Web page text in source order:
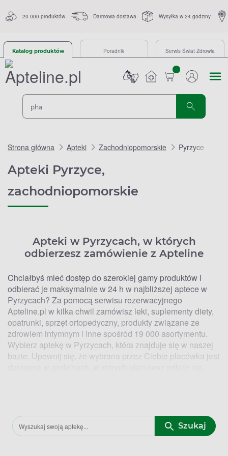
20 000 produktów Darmowa dostawa Wysyłka w 24 godziny
Katalog produktów Poradnik Serwis Świat Zdrowia
sztuk
Strona główna Apteki Zachodniopomorskie Pyrzyce
Apteki Pyrzyce,
zachodniopomorskie
Apteki w Pyrzycach, w których
odbierzesz zamówienie z Apteline
Chciałbyś mieć dostęp do szerokiej gamy produktów i
odbierać je maksymalnie w 24 h w najbliższej aptece w
Pyrzycach? Za pomocą serwisu rezerwacyjnego
Apteline.pl w kilka chwil zamówisz leki, suplementy diety,
opatrunki, sprzęt ortopedyczny, produkty związane ze
zdrowiem intymnym i inne spośród 19 000 asortymentu.
Wybierz aptekę w Pyrzycach, która znajduje się w naszej
bazie. Upewnij się, że wybrana przez Ciebie placówka jest
których zrealizujesz zamówienie z
Szukaj